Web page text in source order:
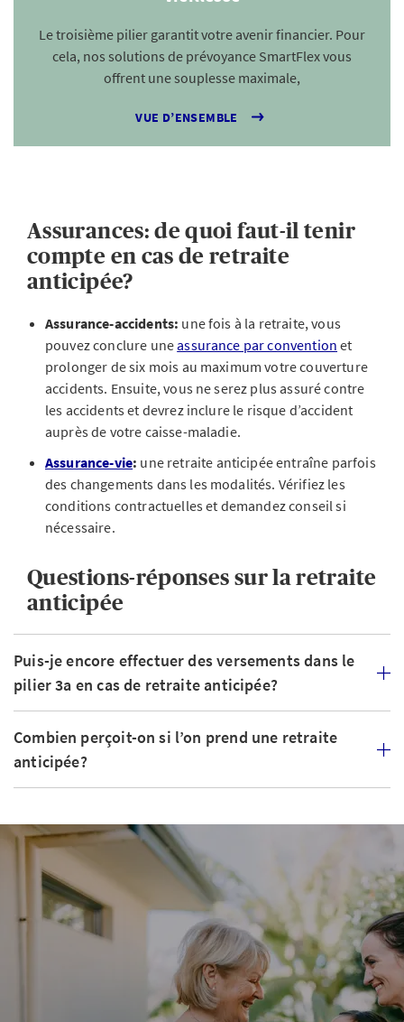
Le troisième pilier garantit votre avenir financier. Pour
cela, nos solutions de prévoyance SmartFlex vous
offrent une souplesse maximale,
VUE D’ENSEMBLE
Assurances: de quoi faut-il tenir
compte en cas de retraite
anticipée?
Assurance-accidents: une fois à la retraite, vous
pouvez conclure uneassurance par convention et
prolonger de six mois au maximum votre couverture
accidents. Ensuite, vous ne serez plus assuré contre
les accidents et devrez inclure le risque d’accident
auprès de votre caisse-maladie.
Assurance-vie: une retraite anticipée entraîne parfois
des changements dans les modalités. Vérifiez les
conditions contractuelles et demandez conseil si
nécessaire.
Questions-réponses sur la retraite
anticipée
Puis-je encore effectuer des versements dans le
pilier 3a en cas de retraite anticipée?
Combien perçoit-on si l’on prend une retraite
anticipée?